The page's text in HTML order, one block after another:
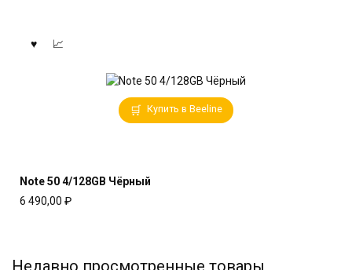
Купить в Beeline
Note 50 4/128GB Чёрный
6 490,00 ₽
Недавно просмотренные товары